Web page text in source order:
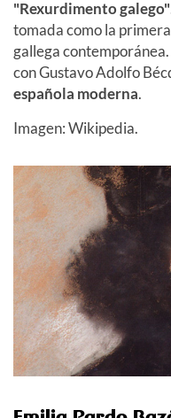
"Rexurdimento galego"
tomada como la
gallega
con Gustavo Adolfo
española moderna.
Imagen: Wikipedia.